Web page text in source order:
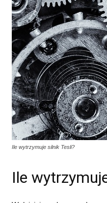
Ile wytrzymuje silnik Tesli?
Ile